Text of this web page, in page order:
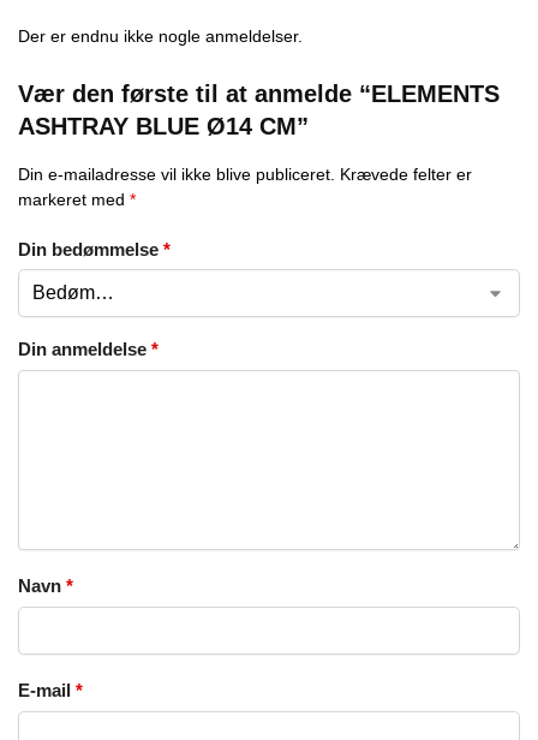
Der er endnu ikke nogle anmeldelser.
Vær den første til at anmelde “ELEMENTS
ASHTRAY BLUE Ø14 CM”
Din e-mailadresse vil ikke blive publiceret. Krævede felter er
markeret med *
Din bedømmelse *
Din anmeldelse *
Navn *
E-mail *